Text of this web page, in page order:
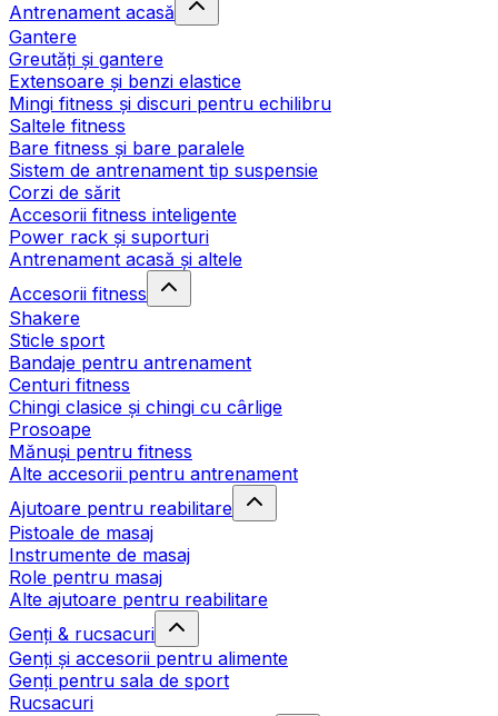
Antrenament acasă
Gantere
Greutăți și gantere
Extensoare și benzi elastice
Mingi fitness și discuri pentru echilibru
Saltele fitness
Bare fitness și bare paralele
Sistem de antrenament tip suspensie
Corzi de sărit
Accesorii fitness inteligente
Power rack și suporturi
Antrenament acasă și altele
Accesorii fitness
Shakere
Sticle sport
Bandaje pentru antrenament
Centuri fitness
Chingi clasice și chingi cu cârlige
Prosoape
Mănuși pentru fitness
Alte accesorii pentru antrenament
Ajutoare pentru reabilitare
Pistoale de masaj
Instrumente de masaj
Role pentru masaj
Alte ajutoare pentru reabilitare
Genți & rucsacuri
Genți și accesorii pentru alimente
Genți pentru sala de sport
Rucsacuri